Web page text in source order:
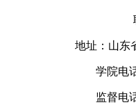
地址：山东
学院电
监督电